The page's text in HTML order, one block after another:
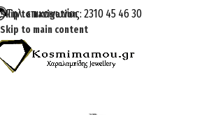
Skip to navigation
Skip to main content
Τηλ. επικοινωνίας: 2310 45 46 30